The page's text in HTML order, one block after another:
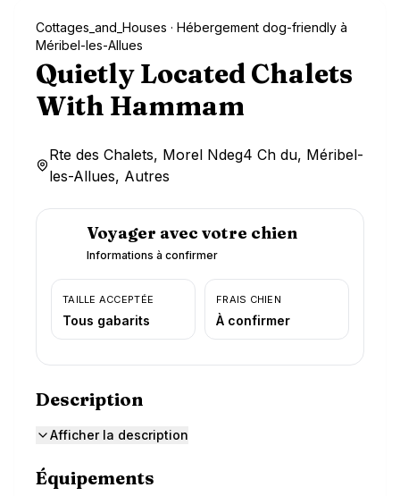
Cottages_and_Houses · Hébergement dog-friendly à
Méribel-les-Allues
Quietly Located Chalets
With Hammam
Rte des Chalets, Morel Ndeg4 Ch du, Méribel-
les-Allues, Autres
Voyager avec votre chien
Informations à confirmer
TAILLE ACCEPTÉE
Tous gabarits
FRAIS CHIEN
À confirmer
Description
Afficher la description
Équipements